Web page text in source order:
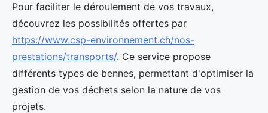
Pour faciliter le déroulement de vos travaux,
découvrez les possibilités offertes par
https://www.csp-environnement.ch/nos-
prestations/transports/. Ce service propose
différents types de bennes, permettant d'optimiser la
gestion de vos déchets selon la nature de vos
projets.